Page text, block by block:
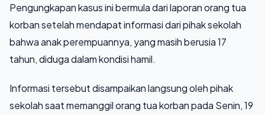
Pengungkapan kasus ini bermula dari laporan orang tua
korban setelah mendapat informasi dari pihak sekolah
bahwa anak perempuannya, yang masih berusia 17
tahun, diduga dalam kondisi hamil.
Informasi tersebut disampaikan langsung oleh pihak
sekolah saat memanggil orang tua korban pada Senin, 19